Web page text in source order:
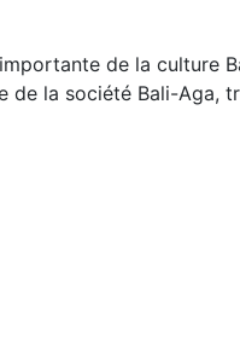
de la culture
de la société Bali-Aga,